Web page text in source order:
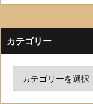
カテゴリー